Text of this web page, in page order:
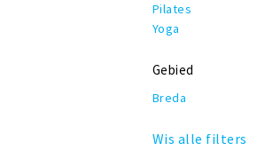
Pilates
Yoga
Gebied
Breda
Wis alle filters